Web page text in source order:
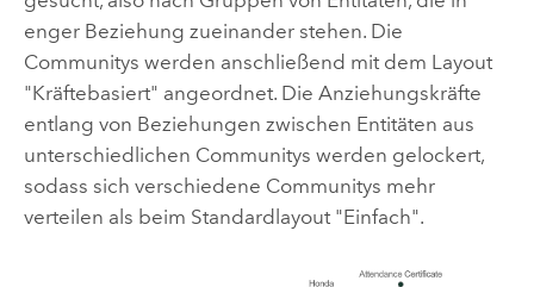
enger Beziehung zueinander stehen. Die
Communitys werden anschließend mit dem Layout
"Kräftebasiert" angeordnet. Die Anziehungskräfte
entlang von Beziehungen zwischen Entitäten aus
unterschiedlichen Communitys werden gelockert,
sodass sich verschiedene Communitys mehr
verteilen als beim Standardlayout "Einfach".